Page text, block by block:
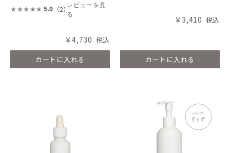
5.0 （2） レビューを見
る
￥4,730
カートに入れる
￥3,410
カートに入れる